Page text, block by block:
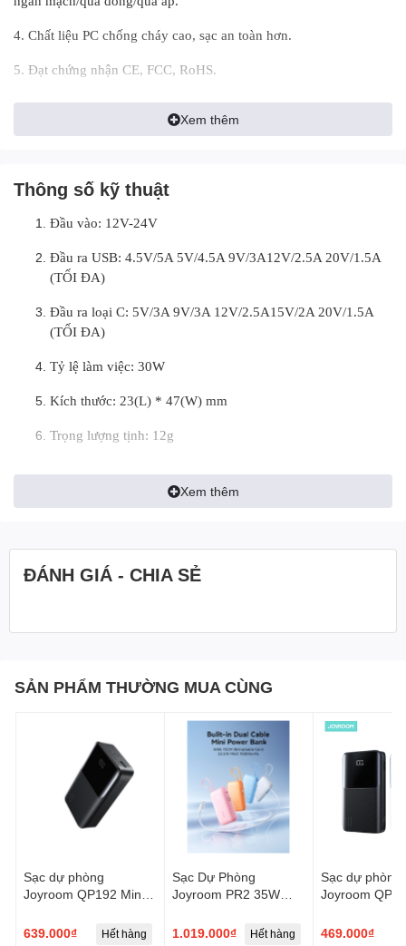
4. Chất liệu PC chống cháy cao, sạc an toàn hơn.
5. Đạt chứng nhận CE, FCC, RoHS.
Sản xuất tại Trung Quốc
Xem thêm
Thông số kỹ thuật
Đầu vào: 12V-24V
Đầu ra USB: 4.5V/5A 5V/4.5A 9V/3A12V/2.5A 20V/1.5A
(TỐI ĐA)
Đầu ra loại C: 5V/3A 9V/3A 12V/2.5A15V/2A 20V/1.5A
(TỐI ĐA)
Tỷ lệ làm việc: 30W
Kích thước: 23(L) * 47(W) mm
Trọng lượng tịnh: 12g
Xem thêm
ĐÁNH GIÁ - CHIA SẺ
SẢN PHẨM THƯỜNG MUA CÙNG
Sạc dự phòng
Joyroom QP192 Mini
Power Bank dung
639.000₫ Hết hàng
Sạc Dự Phòng
Joyroom PR2 35W
L chứng nhận CCC
1.019.000₫ Hết hàng
Sạc dự phòng
Joyroom
Power Bank
469.000₫